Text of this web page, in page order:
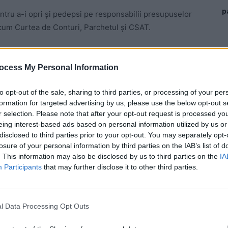
My Personal Information
opt-out of the sale, sharing to third parties, or processing of your
for targeted advertising by us, please use the below opt-out
selection. Please note that after your opt-out request is processed
interest-based ads based on personal information utilized by us
to third parties prior to your opt-out. You may separately
of your personal information by third parties on the IAB’s list of
This information may also be disclosed by us to third parties on the
Participants that may further disclose it to other third parties.
Data Processing Opt Outs
a-i opri și pedepsi pe responsabilii presupuselor
Curtea de Conturi, Parchetul și CSAT.
vor apărea după 25 ianuarie 2019, când
finală a execuției bugetare.
Advertisement -
#fakenews